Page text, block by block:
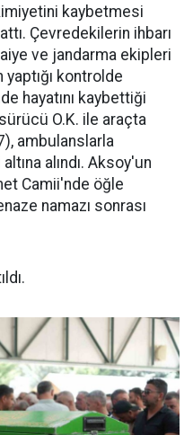
kaybetmesi
Çevredekilerin ihbarı
ve jandarma ekipleri
kontrolde
hayatını kaybettiği
O.K. ile araçta
ambulanslarla
alındı. Aksoy'un
Camii'nde öğle
namazı sonrası